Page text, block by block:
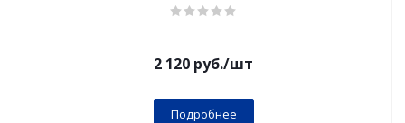
2 120 руб./шт
Подробнее